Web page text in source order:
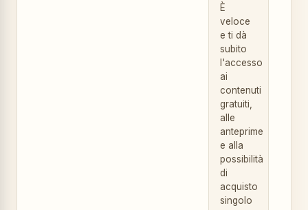
È
veloce
e ti dà
subito
l'accesso
ai
contenuti
gratuiti,
alle
anteprime
e alla
possibilità
di
acquisto
singolo